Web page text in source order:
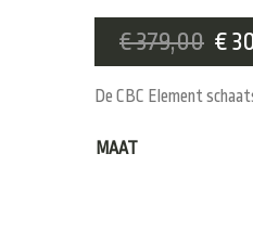
€379,00 €
De CBC Element
MAAT